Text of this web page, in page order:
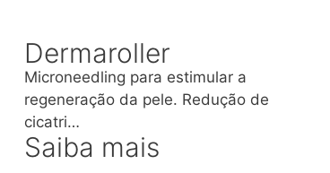
Dermaroller
Microneedling para estimular a
regeneração da pele. Redução de
cicatri…
Saiba mais